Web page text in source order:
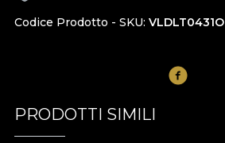
Codice Prodotto - SKU VLDLT0431O
PRODOTTI SIMILI